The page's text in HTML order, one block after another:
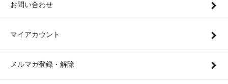
お問い合わせ
マイアカウント
メルマガ登録・解除